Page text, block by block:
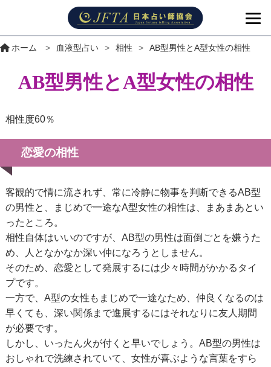
ホーム > 血液型占い > 相性 > AB型男性とA型女性の相性
AB型男性とA型女性の相性
相性度60％
恋愛の相性
客観的で情に流されず、常に冷静に物事を判断できるAB型
の男性と、まじめで一途なA型女性の相性は、まあまあとい
ったところ。
相性自体はいいのですが、AB型の男性は面倒ごとを嫌うた
め、人となかなか深い仲になろうとしません。
そのため、恋愛として発展するには少々時間がかかるタイ
プです。
一方で、A型の女性もまじめで一途なため、仲良くなるのは
早くても、深い関係まで進展するにはそれなりに友人期間
が必要です。
しかし、いったん火が付くと早いでしょう。AB型の男性は
おしゃれで洗練されていて、女性が喜ぶような言葉をすら